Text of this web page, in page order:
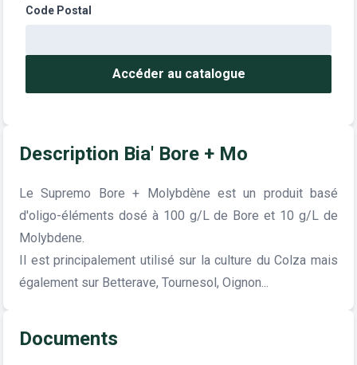
Code Postal
Accéder au catalogue
Description Bia' Bore + Mo
Le Supremo Bore + Molybdène est un produit basé
d'oligo-éléments dosé à 100 g/L de Bore et 10 g/L de
Molybdene.
Il est principalement utilisé sur la culture du Colza mais
également sur Betterave, Tournesol, Oignon...
Documents